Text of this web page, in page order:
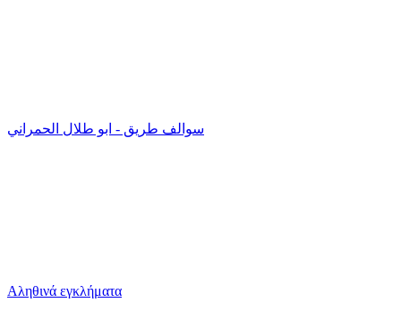
سوالف طريق - ابو طلال الحمراني
Αληθινά εγκλήματα